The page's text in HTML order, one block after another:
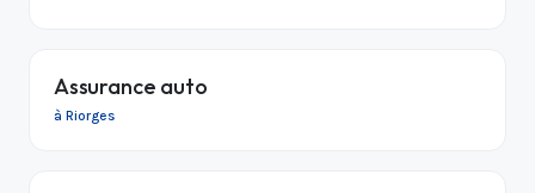
Assurance auto
à Riorges